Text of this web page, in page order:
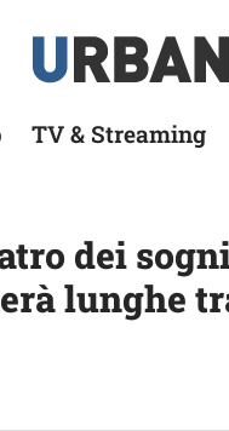
TV & Streaming
dei
lunghe